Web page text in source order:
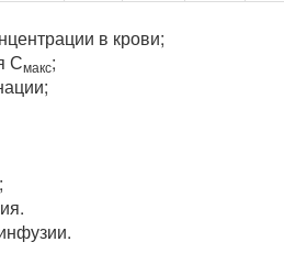
в крови;
Смакс;